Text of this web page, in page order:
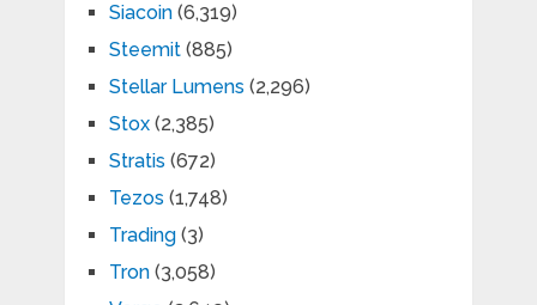
Siacoin(6,319)
Steemit(885)
Stellar Lumens (2,296)
Stox(2,385)
Stratis (672)
Tezos (1,748)
Trading(3)
Tron(3,058)